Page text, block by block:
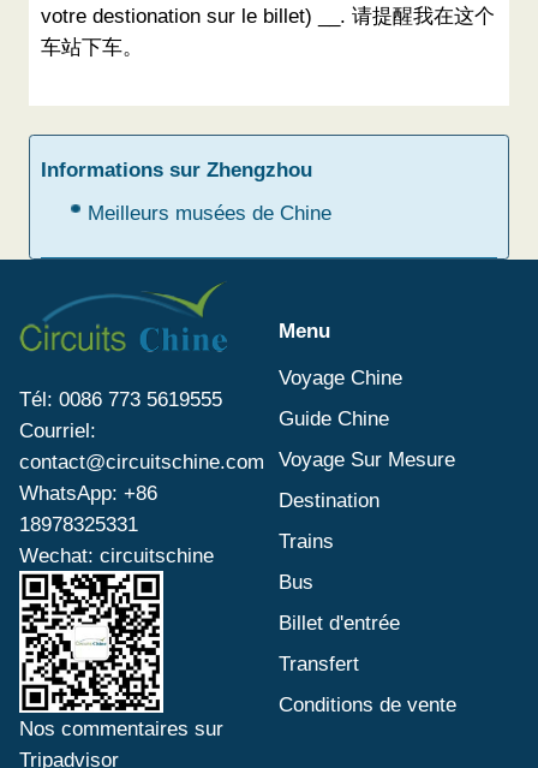
votre destionation sur le billet) __. 请提醒我在这个
车站下车。
Informations sur Zhengzhou
Meilleurs musées de Chine
Tél: 0086 773 5619555
Courriel:
contact@circuitschine.com
WhatsApp: +86
18978325331
Wechat: circuitschine
Nos commentaires sur
Tripadvisor
Menu
Voyage Chine
Guide Chine
Voyage Sur Mesure
Destination
Trains
Bus
Billet d'entrée
Transfert
Conditions de vente